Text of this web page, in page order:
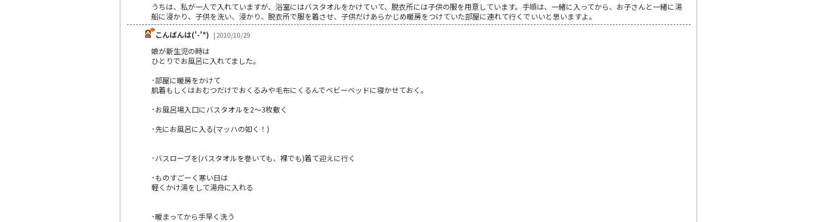
うちは、私が一人で入れていますが、浴室にはバスタオルをかけていて、脱衣所には子供の服を用意しています。手順は、一緒に入ってから、お子さんと一緒に湯
船に浸かり、子供を洗い、浸かり、脱衣所で服を着させ、子供だけあらかじめ暖房をつけていた部屋に連れて行くでいいと思いますよ。
こんばんは('-'*) | 2010/10/29
娘が新生児の時は
ひとりでお風呂に入れてました。
･部屋に暖房をかけて
肌着もしくはおむつだけでおくるみや毛布にくるんでベビーベッドに寝かせておく。
･お風呂場入口にバスタオルを2～3枚敷く
･先にお風呂に入る(マッハの如く！)
･バスローブを(バスタオルを巻いても、裸でも)着て迎えに行く
･ものすごーく寒い日は
軽くかけ湯をして湯舟に入れる
･暖まってから手早く洗う